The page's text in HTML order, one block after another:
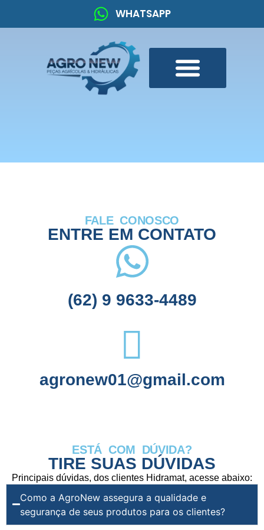
WHATSAPP
FALE CONOSCO
ENTRE EM CONTATO
(62) 9 9633-4489
agronew01@gmail.com
ESTÁ COM DÚVIDA?
TIRE SUAS DÚVIDAS
Principais dúvidas, dos clientes Hidramat, acesse abaixo:
Como a AgroNew assegura a qualidade e
segurança de seus produtos para os clientes?